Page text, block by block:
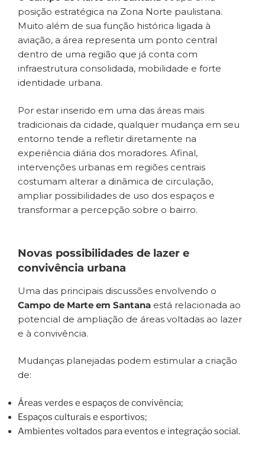
posição estratégica na Zona Norte paulistana.
Muito além de sua função histórica ligada à
aviação, a área representa um ponto central
dentro de uma região que já conta com
infraestrutura consolidada, mobilidade e forte
identidade urbana.
Por estar inserido em uma das áreas mais
tradicionais da cidade, qualquer mudança em seu
entorno tende a refletir diretamente na
experiência diária dos moradores. Afinal,
intervenções urbanas em regiões centrais
costumam alterar a dinâmica de circulação,
ampliar possibilidades de uso dos espaços e
transformar a percepção sobre o bairro.
Novas possibilidades de lazer e
convivência urbana
Uma das principais discussões envolvendo o
Campo de Marte em Santana está relacionada ao
potencial de ampliação de áreas voltadas ao lazer
e à convivência.
Mudanças planejadas podem estimular a criação
de:
Áreas verdes e espaços de convivência;
Espaços culturais e esportivos;
Ambientes voltados para eventos e integração social.